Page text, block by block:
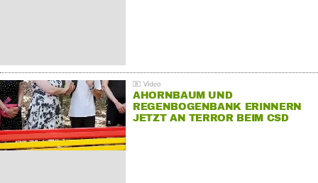
AHORNBAUM UND
REGENBOGENBANK ERINNERN
JETZT AN TERROR BEIM CSD